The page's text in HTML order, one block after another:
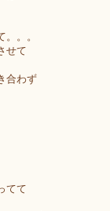
。。
せて
合わず
てて